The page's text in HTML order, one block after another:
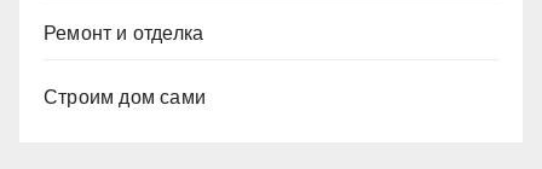
Ремонт и отделка
Строим дом сами